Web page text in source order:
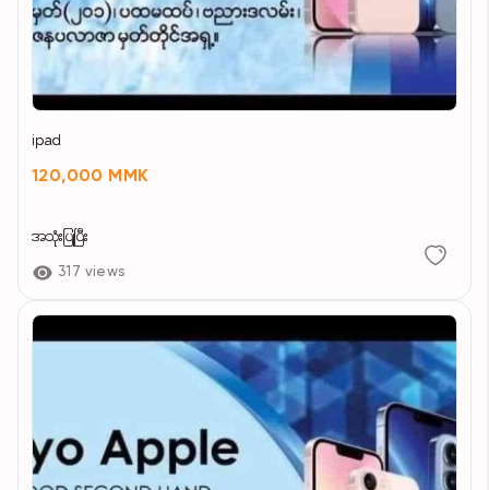
ipad
120,000 MMK
အသုံးပြုပြီး
317 views